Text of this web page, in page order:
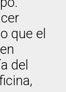
que el
del